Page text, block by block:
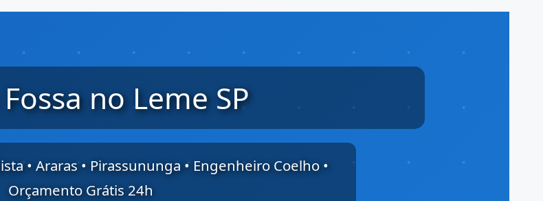
no Leme SP
• Araras • Pirassununga • Engenheiro Coelho •
Orçamento Grátis 24h